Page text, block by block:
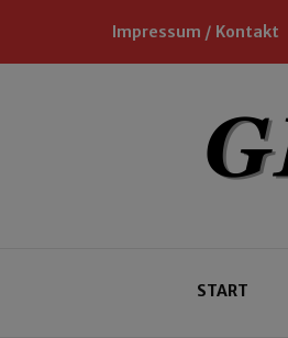
Impressum / Kontakt
START